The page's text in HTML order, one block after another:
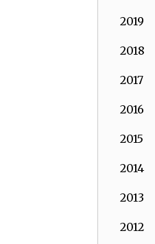
2019
2018
2017
2016
2015
2014
2013
2012